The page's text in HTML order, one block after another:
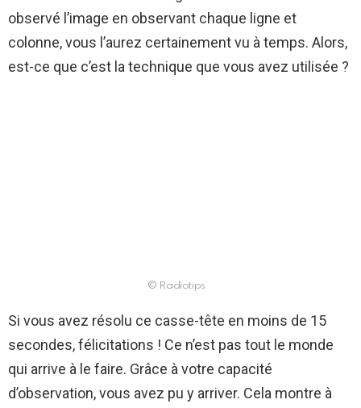
observé l’image en observant chaque ligne et
colonne, vous l’aurez certainement vu à temps. Alors,
est-ce que c’est la technique que vous avez utilisée ?
© Radiotips
Si vous avez résolu ce casse-tête en moins de 15
secondes, félicitations ! Ce n’est pas tout le monde
qui arrive à le faire. Grâce à votre capacité
d’observation, vous avez pu y arriver. Cela montre à